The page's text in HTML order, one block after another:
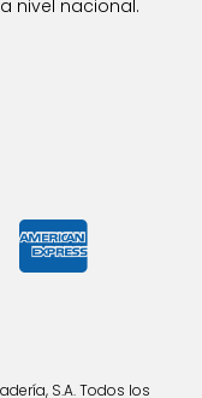
nivel nacional.
S.A. Todos los